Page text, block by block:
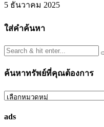
5 ธันวาคม 2025
ใส่คำค้นหา
ค้นหาทรัพย์ที่คุณต้องการ
ค้นหา
ที่
ads